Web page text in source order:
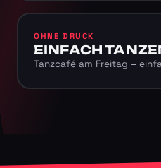
OHNE DRUCK
EINFACH
Tanzcafé am Freitag –